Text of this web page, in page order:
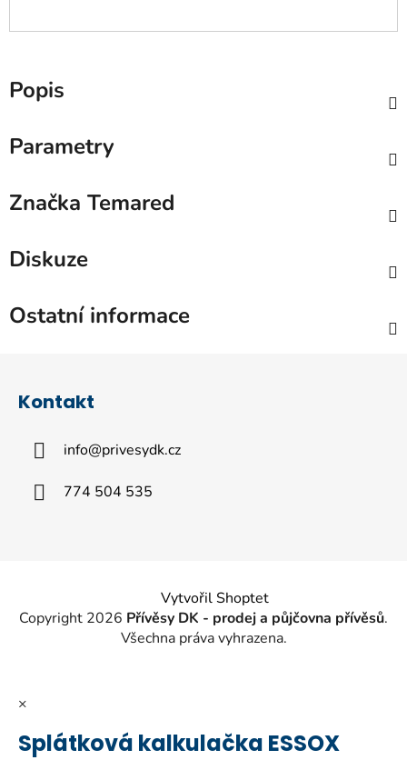
Popis
Parametry
Značka Temared
Diskuze
Ostatní informace
Kontakt
info@privesydk.cz
774 504 535
Vytvořil Shoptet
Copyright 2026 Přívěsy DK - prodej a půjčovna přívěsů.
Všechna práva vyhrazena.
×
Splátková kalkulačka ESSOX